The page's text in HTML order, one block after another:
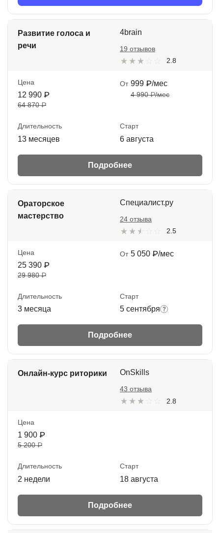
Развитие голоса и
речи
4brain
2.8
19 отзывов
Цена
12 990 ₽
64 870 ₽
От 999 ₽/мес
4 990 ₽/мес
Длительность
13 месяцев
Старт
6 августа
Подробнее
Ораторское
мастерство
Специалист.ру
2.5
24 отзыва
Цена
25 390 ₽
29 980 ₽
От 5 050 ₽/мес
Длительность
3 месяца
Старт
5 сентября
Подробнее
Онлайн-курс риторики OnSkills
2.8
43 отзыва
Цена
1 900 ₽
5 200 ₽
Длительность
2 недели
Старт
18 августа
Подробнее